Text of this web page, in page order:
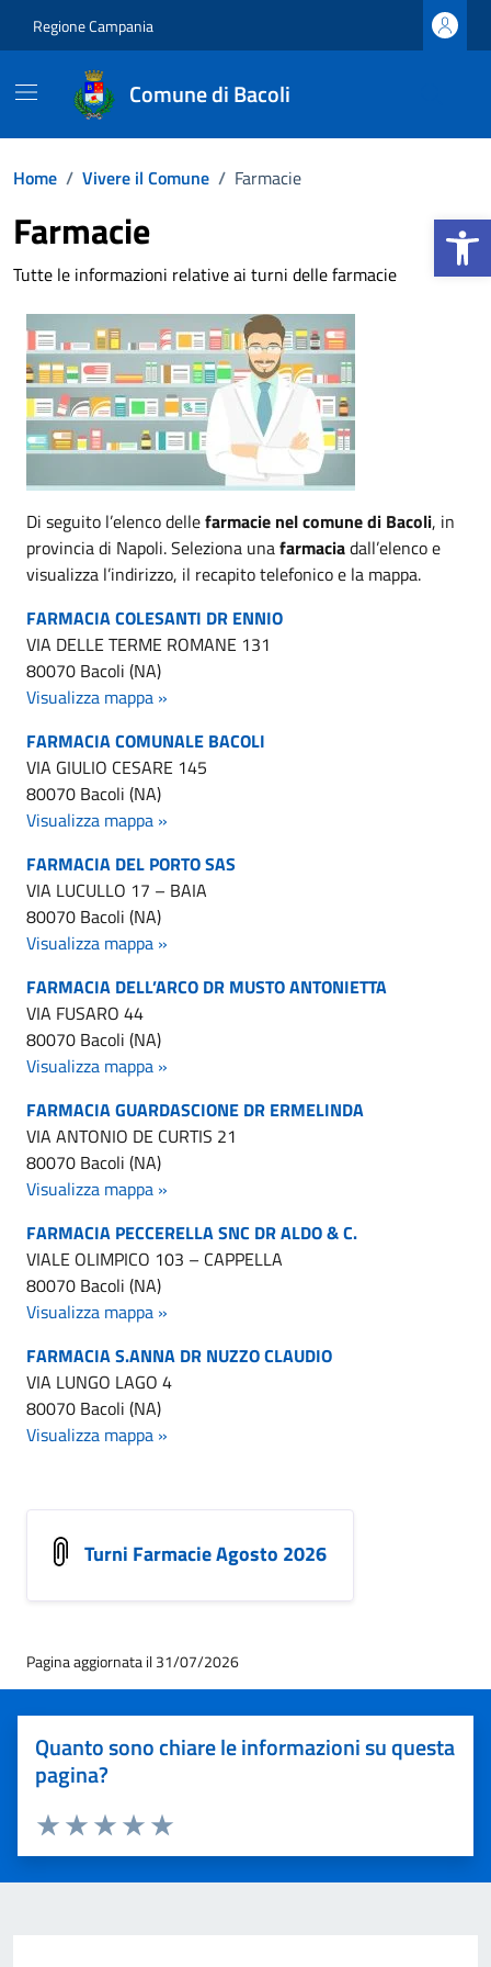
Apri la
Regione Campania
Comune di Bacoli
Home / Vivere il Comune / Farmacie
Farmacie
Tutte le informazioni relative ai turni delle farmacie
Di seguito l’elenco dellefarmacie nel comune di Bacoli, in
provincia di Napoli. Seleziona unafarmaciadall’elenco e
visualizza l’indirizzo, il recapito telefonico e la mappa.
FARMACIA COLESANTI DR ENNIO
VIA DELLE TERME ROMANE 131
80070 Bacoli (NA)
Visualizza mappa »
FARMACIA COMUNALE BACOLI
VIA GIULIO CESARE 145
80070 Bacoli (NA)
Visualizza mappa »
FARMACIA DEL PORTO SAS
VIA LUCULLO 17 – BAIA
80070 Bacoli (NA)
Visualizza mappa »
FARMACIA DELL’ARCO DR MUSTO ANTONIETTA
VIA FUSARO 44
80070 Bacoli (NA)
Visualizza mappa »
FARMACIA GUARDASCIONE DR ERMELINDA
VIA ANTONIO DE CURTIS 21
80070 Bacoli (NA)
Visualizza mappa »
FARMACIA PECCERELLA SNC DR ALDO & C.
VIALE OLIMPICO 103 – CAPPELLA
80070 Bacoli (NA)
Visualizza mappa »
FARMACIA S.ANNA DR NUZZO CLAUDIO
VIA LUNGO LAGO 4
80070 Bacoli (NA)
Visualizza mappa »
Turni Farmacie Agosto 2026
Pagina aggiornata il 31/07/2026
Quanto sono chiare le informazioni su questa
pagina?
Valuta 5 stelle su 5
Valuta 4 stelle su 5
Valuta 3 stelle su 5
Valuta 2 stelle su 5
Valuta 1 stelle su 5